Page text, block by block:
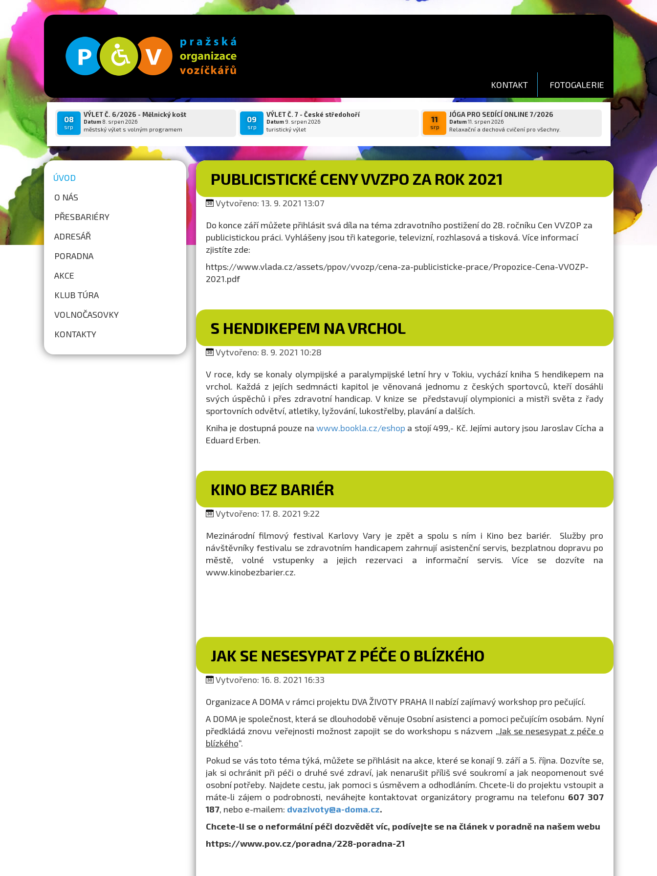
KONTAKT FOTOGALERIE
08
srp
VÝLET Č. 6/2026 - Mělnický košt
Datum8. srpen 2026
městský výlet s volným programem
09
srp
VÝLET Č. 7 - České středohoří
Datum 9. srpen 2026
turistický výlet
11
srp
JÓGA PRO SEDÍCÍ ONLINE 7/2026
Datum11. srpen 2026
Relaxační a dechová cvičení pro všechny.
ÚVOD
O NÁS
PŘESBARIÉRY
ADRESÁŘ
PORADNA
AKCE
KLUB TÚRA
VOLNOČASOVKY
KONTAKTY
PUBLICISTICKÉ CENY VVZPO ZA ROK 2021
Vytvořeno: 13. 9. 2021 13:07
Do konce září můžete přihlásit svá díla na téma zdravotního postižení do 28. ročníku Cen VVZOP za
publicistickou práci. Vyhlášeny jsou tři kategorie, televizní, rozhlasová a tisková. Více informací
zjistíte zde:
https://www.vlada.cz/assets/ppov/vvozp/cena-za-publicisticke-prace/Propozice-Cena-VVOZP-
2021.pdf
S HENDIKEPEM NA VRCHOL
Vytvořeno: 8. 9. 2021 10:28
V roce, kdy se konaly olympijské a paralympijské letní hry v Tokiu, vychází kniha S hendikepem na
vrchol. Každá z jejích sedmnácti kapitol je věnovaná jednomu z českých sportovců, kteří dosáhli
svých úspěchů i přes zdravotní handicap. V knize se představují olympionici a mistři světa z řady
sportovních odvětví, atletiky, lyžování, lukostřelby, plavání a dalších.
Kniha je dostupná pouze na www.bookla.cz/eshop a stojí 499,- Kč. Jejími autory jsou Jaroslav Cícha a
Eduard Erben.
KINO BEZ BARIÉR
Vytvořeno: 17. 8. 2021 9:22
Mezinárodní filmový festival Karlovy Vary je zpět a spolu s ním i Kino bez bariér. Služby pro
návštěvníky festivalu se zdravotním handicapem zahrnují asistenční servis, bezplatnou dopravu po
městě, volné vstupenky a jejich rezervaci a informační servis. Více se dozvíte na
www.kinobezbarier.cz.
JAK SE NESESYPAT Z PÉČE O BLÍZKÉHO
Vytvořeno: 16. 8. 2021 16:33
Organizace A DOMA v rámci projektu DVA ŽIVOTY PRAHA II nabízí zajímavý workshop pro pečující.
A DOMA je společnost, která se dlouhodobě věnuje Osobní asistenci a pomoci pečujícím osobám. Nyní
předkládá znovu veřejnosti možnost zapojit se do workshopu s názvem „Jak se nesesypat z péče o
blízkého“.
Pokud se vás toto téma týká, můžete se přihlásit na akce, které se konají 9. září a 5. října. Dozvíte se,
jak si ochránit při péči o druhé své zdraví, jak nenarušit příliš své soukromí a jak neopomenout své
osobní potřeby. Najdete cestu, jak pomoci s úsměvem a odhodláním. Chcete-li do projektu vstoupit a
máte-li zájem o podrobnosti, neváhejte kontaktovat organizátory programu na telefonu 607 307
187, nebo e-mailem: dvazivoty@a-doma.cz.
Chcete-li se o neformální péči dozvědět víc, podívejte se na článek v poradně na našem webu
https://www.pov.cz/poradna/228-poradna-21